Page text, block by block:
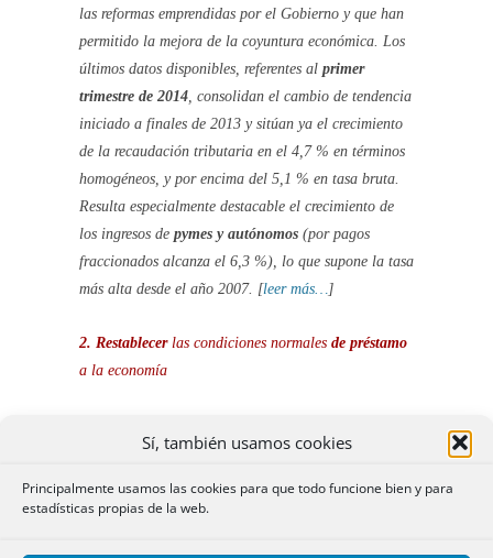
Sí, también usamos cookies
Principalmente usamos las cookies para que todo funcione bien y para
estadísticas propias de la web.
las reformas emprendidas por el Gobierno y que han
permitido la mejora de la coyuntura económica. Los
últimos datos disponibles, referentes al primer
trimestre de 2014, consolidan el cambio de tendencia
iniciado a finales de 2013 y sitúan ya el crecimiento
de la recaudación tributaria en el 4,7 % en términos
homogéneos, y por encima del 5,1 % en tasa bruta.
Resulta especialmente destacable el crecimiento de
los ingresos de pymes y autónomos (por pagos
fraccionados alcanza el 6,3 %), lo que supone la tasa
más alta desde el año 2007. [leer más…]
2. Restablecer las condiciones normales de préstamo
a la economía
reactivar el crédito. Tras las reformas de
los dos últimos años, el Gobierno considera que el
sector financiero está en condiciones de ejercer su